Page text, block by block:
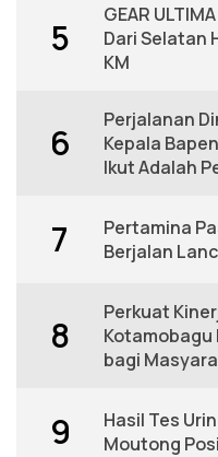
5
GEAR
Dari Selatan
KM
6
Perjalanan
Kepala
Ikut Adalah
7
Pertamina
Berjalan
8
Perkuat
bagi
9
Hasil Tes
Moutong